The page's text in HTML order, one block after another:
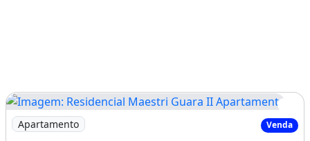
Imagem: Residencial Maestri Guara II Apartamento
Apartamento Venda